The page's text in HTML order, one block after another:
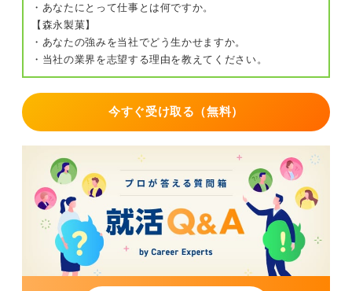
・あなたにとって仕事とは何ですか。
【森永製菓】
・あなたの強みを当社でどう生かせますか。
・当社の業界を志望する理由を教えてください。
今すぐ受け取る（無料）